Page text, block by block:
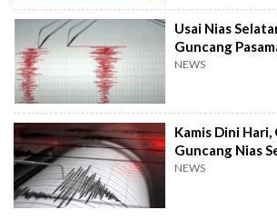
Usai Nias
Guncang
NEWS
Kamis Dini Hari,
Guncang Nias
NEWS